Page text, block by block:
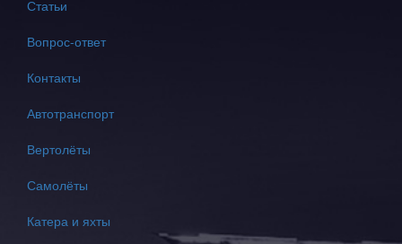
Вопрос-ответ
Автотранспорт
Вертолёты
Катера и яхты